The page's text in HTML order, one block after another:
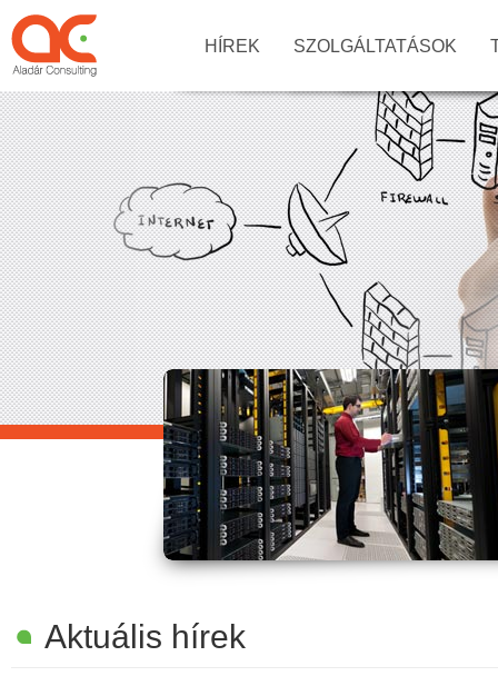
HÍREK SZOLGÁLTATÁSOK
Aktuális hírek